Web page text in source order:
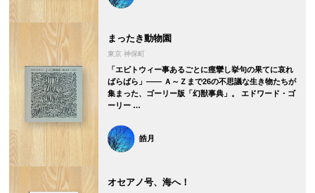
まったき動物園
東京 神保町
「エピトウィー事あるごとに痙攣し挙句の果てに哀れ
ばらばら」―― Ａ～Ｚまで26の不思議な生き物たちが
集まった、ゴーリー版「幻獣事典」。 エドワード・ゴ
ーリー …
皓月
オセアノ号、海へ！